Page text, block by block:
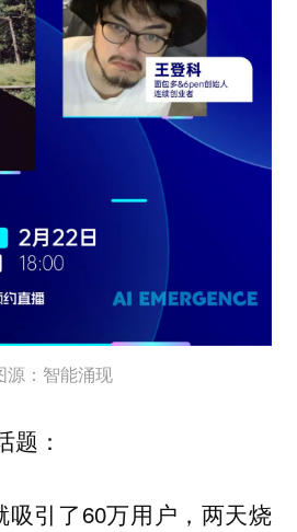
源：智能涌现
题：
吸引了60万用户，两天烧